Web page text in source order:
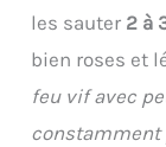
les sauter 2 à
bien roses et
feu vif avec
constamment